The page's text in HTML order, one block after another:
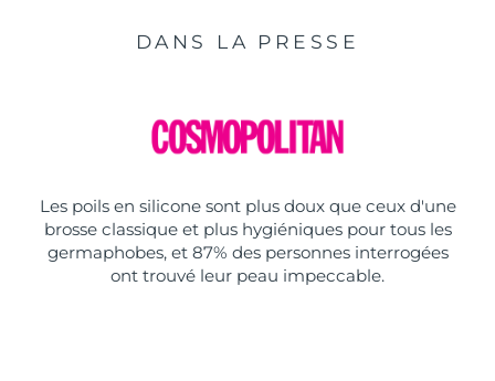
DANS LA PRESSE
Les poils en silicone sont plus doux que ceux d'une
brosse classique et plus hygiéniques pour tous les
germaphobes, et 87% des personnes interrogées
ont trouvé leur peau impeccable.